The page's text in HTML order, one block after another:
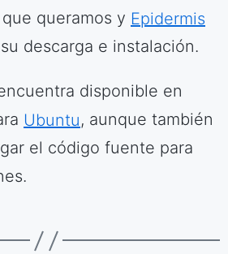
queramos y Epidermis
descarga e instalación.
disponible en
Ubuntu, aunque también
el código fuente para